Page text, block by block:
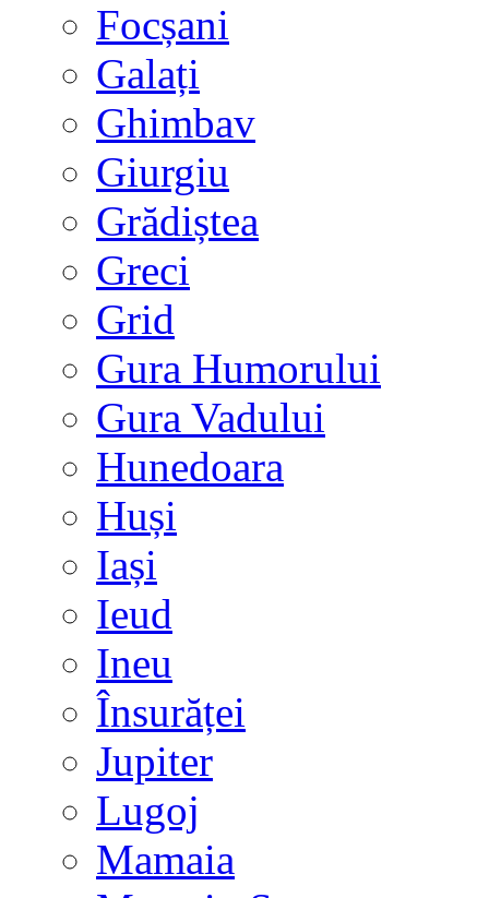
Focșani
Galați
Ghimbav
Giurgiu
Grădiștea
Greci
Grid
Gura Humorului
Gura Vadului
Hunedoara
Huși
Iași
Ieud
Ineu
Însurăței
Jupiter
Lugoj
Mamaia